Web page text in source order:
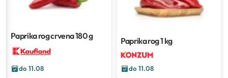
Paprika rog crvena180 g
do 11.08
Paprika rog1 kg
do 11.08